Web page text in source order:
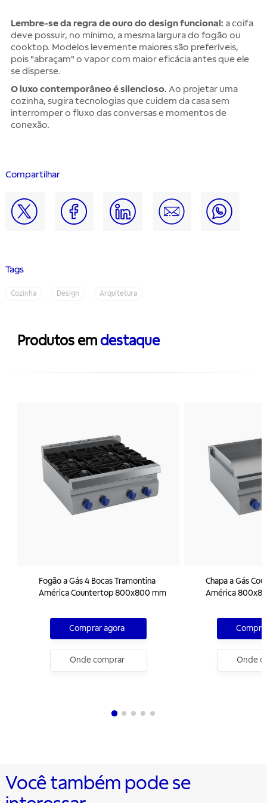
Compartilhar
Tags
Cozinha Design Arquitetura
Lembre-se da regra de ouro do design funcional: a coifa
deve possuir, no mínimo, a mesma largura do fogão ou
cooktop. Modelos levemente maiores são preferíveis,
pois "abraçam" o vapor com maior eficácia antes que ele
se disperse.
O luxo contemporâneo é silencioso. Ao projetar uma
cozinha, sugira tecnologias que cuidem da casa sem
interromper o fluxo das conversas e momentos de
conexão.
Produtos em destaque
Fogão a Gás 4 Bocas Tramontina
América Countertop 800x800 mm
Comprar agora
Onde comprar
Chapa a Gás
América
Onde
Você também pode se